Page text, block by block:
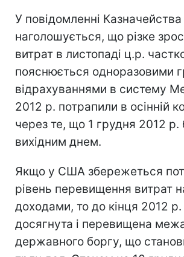
У повідомленні Казначейства
наголошується, що різке
витрат в листопаді ц.р.
пояснюється одноразовими
відрахуваннями в систему
2012 р. потрапили в осінній
через те, що 1 грудня 2012 р.
вихідним днем.
Якщо у США збережеться
рівень перевищення витрат
доходами, то до кінця 2012
досягнута і перевищена
державного боргу, що